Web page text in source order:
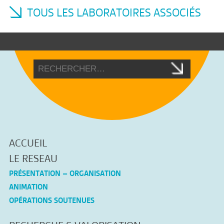
TOUS LES LABORATOIRES ASSOCIÉS
ACCUEIL
LE RESEAU
PRÉSENTATION – ORGANISATION
ANIMATION
OPÉRATIONS SOUTENUES